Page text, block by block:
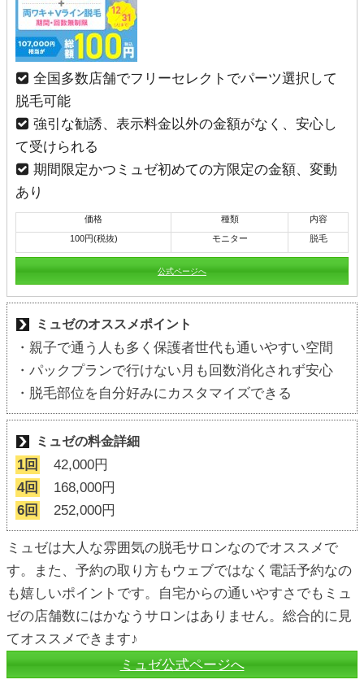
全国多数店舗でフリーセレクトでパーツ選択して
脱毛可能
強引な勧誘、表示料金以外の金額がなく、安心し
て受けられる
期間限定かつミュゼ初めての方限定の金額、変動
あり
価格 種類
内容
100円(税抜)
モニター 脱毛
公式ページへ
ミュゼのオススメポイント
・親子で通う人も多く保護者世代も通いやすい空間
・パックプランで行けない月も回数消化されず安心
・脱毛部位を自分好みにカスタマイズできる
ミュゼの料金詳細
1回
42,000円
4回
168,000円
6回
252,000円
ミュゼは大人な雰囲気の脱毛サロンなのでオススメで
す。また、予約の取り方もウェブではなく電話予約なの
も嬉しいポイントです。自宅からの通いやすさでもミュ
ゼの店舗数にはかなうサロンはありません。総合的に見
てオススメできます♪
ミュゼ公式ページへ